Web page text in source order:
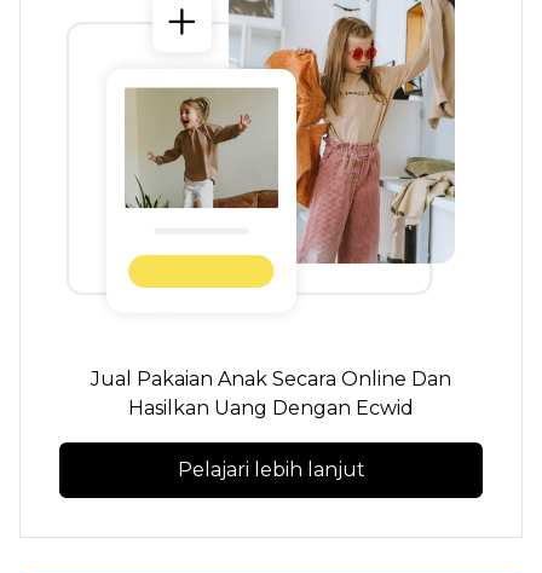
Jual Pakaian Anak Secara Online Dan
Hasilkan Uang Dengan Ecwid
Pelajari lebih lanjut